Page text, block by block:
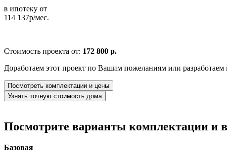
в ипотеку от
114 137р/мес.
Стоимость проекта от: 172 800 р.
Доработаем этот проект по Вашим пожеланиям или разработаем
Посмотреть комплектации и цены
Узнать точную стоимость дома
Посмотрите варианты комплектации и
Базовая